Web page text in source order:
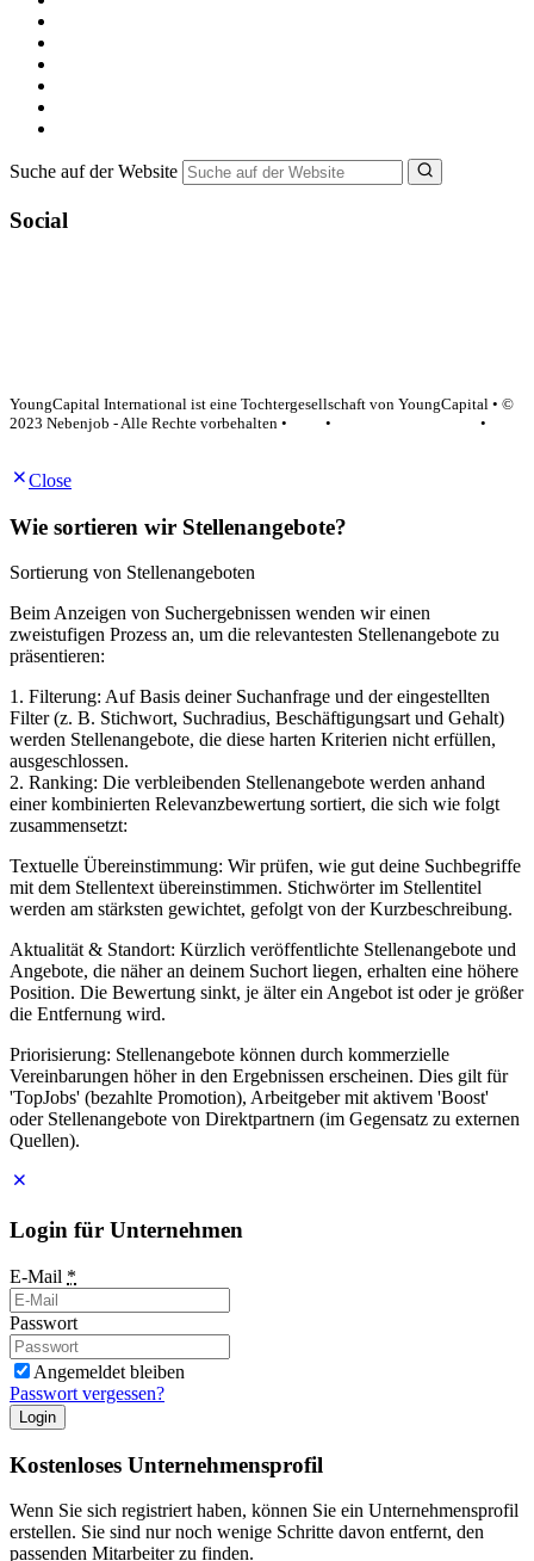
Suche auf der Website
Social
YoungCapital International ist eine Tochtergesellschaft von YoungCapital • ©
2023 Nebenjob - Alle Rechte vorbehalten •
•
•
Close
Wie sortieren wir Stellenangebote?
Sortierung von Stellenangeboten
Beim Anzeigen von Suchergebnissen wenden wir einen
zweistufigen Prozess an, um die relevantesten Stellenangebote zu
präsentieren:
1. Filterung: Auf Basis deiner Suchanfrage und der eingestellten
Filter (z. B. Stichwort, Suchradius, Beschäftigungsart und Gehalt)
werden Stellenangebote, die diese harten Kriterien nicht erfüllen,
ausgeschlossen.
2. Ranking: Die verbleibenden Stellenangebote werden anhand
einer kombinierten Relevanzbewertung sortiert, die sich wie folgt
zusammensetzt:
Textuelle Übereinstimmung: Wir prüfen, wie gut deine Suchbegriffe
mit dem Stellentext übereinstimmen. Stichwörter im Stellentitel
werden am stärksten gewichtet, gefolgt von der Kurzbeschreibung.
Aktualität & Standort: Kürzlich veröffentlichte Stellenangebote und
Angebote, die näher an deinem Suchort liegen, erhalten eine höhere
Position. Die Bewertung sinkt, je älter ein Angebot ist oder je größer
die Entfernung wird.
Priorisierung: Stellenangebote können durch kommerzielle
Vereinbarungen höher in den Ergebnissen erscheinen. Dies gilt für
'TopJobs' (bezahlte Promotion), Arbeitgeber mit aktivem 'Boost'
oder Stellenangebote von Direktpartnern (im Gegensatz zu externen
Quellen).
Login für Unternehmen
E-Mail *
Passwort
Angemeldet bleiben
Passwort vergessen?
Login
Kostenloses Unternehmensprofil
Wenn Sie sich registriert haben, können Sie ein Unternehmensprofil
erstellen. Sie sind nur noch wenige Schritte davon entfernt, den
passenden Mitarbeiter zu finden.